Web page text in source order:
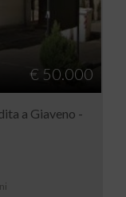
€ 50.000
a Giaveno -